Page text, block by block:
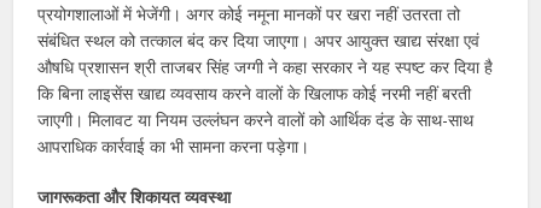
प्रयोगशालाओं में भेजेंगी। अगर कोई नमूना मानकों पर खरा नहीं उतरता तो
संबंधित स्थल को तत्काल बंद कर दिया जाएगा। अपर आयुक्त खाद्य संरक्षा एवं
औषधि प्रशासन श्री ताजबर सिंह जग्गी ने कहा सरकार ने यह स्पष्ट कर दिया है
कि बिना लाइसेंस खाद्य व्यवसाय करने वालों के खिलाफ कोई नरमी नहीं बरती
जाएगी। मिलावट या नियम उल्लंघन करने वालों को आर्थिक दंड के साथ-साथ
आपराधिक कार्रवाई का भी सामना करना पड़ेगा।
जागरूकता और शिकायत व्यवस्था